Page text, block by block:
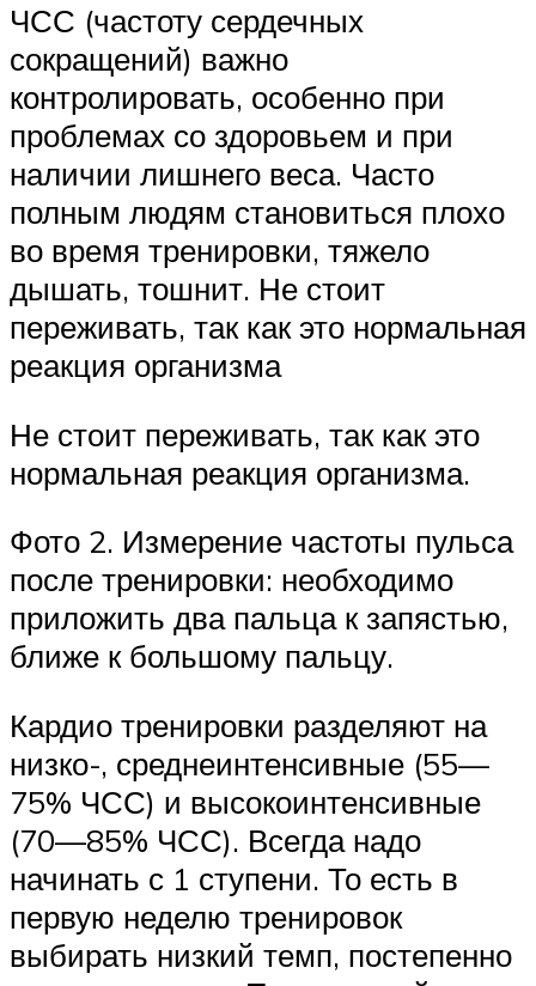
ЧСС (частоту сердечных
сокращений) важно
контролировать, особенно при
проблемах со здоровьем и при
наличии лишнего веса. Часто
полным людям становиться плохо
во время тренировки, тяжело
дышать, тошнит. Не стоит
переживать, так как это нормальная
реакция организма
Не стоит переживать, так как это
нормальная реакция организма.
Фото 2. Измерение частоты пульса
после тренировки: необходимо
приложить два пальца к запястью,
ближе к большому пальцу.
Кардио тренировки разделяют на
низко-, среднеинтенсивные (55—
75% ЧСС) и высокоинтенсивные
(70—85% ЧСС). Всегда надо
начинать с 1 ступени. То есть в
первую неделю тренировок
выбирать низкий темп, постепенно